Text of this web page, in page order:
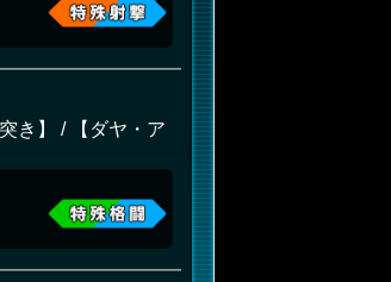
き】 / 【ダヤ・ア